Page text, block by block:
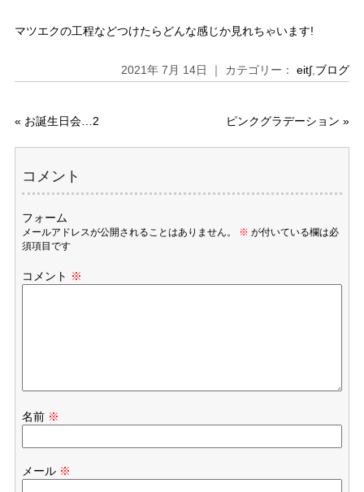
マツエクの工程などつけたらどんな感じか見れちゃいます!
2021年 7月 14日 ｜ カテゴリー：eit∫, ブログ
« お誕生日会…2 ピンクグラデーション »
コメント
フォーム
メールアドレスが公開されることはありません。 ※ が付いている欄は必
須項目です
コメント ※
名前 ※
メール ※